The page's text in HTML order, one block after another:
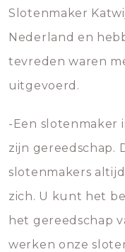
Slotenmaker
Nederland en
tevreden waren
uitgevoerd.
-Een slotenmaker
zijn gereedschap.
slotenmakers
zich. U kunt het
het gereedschap
werken onze